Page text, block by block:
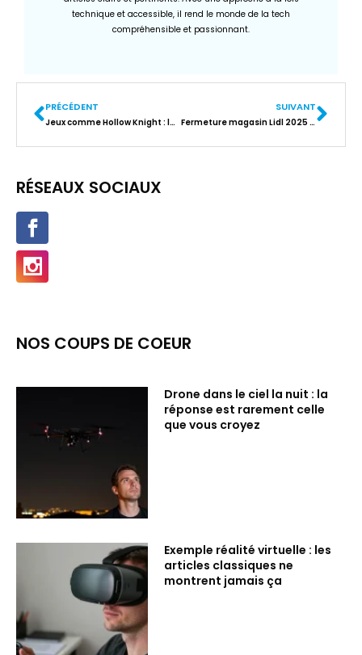
technique et accessible, il rend le monde de la tech
compréhensible et passionnant.
PRÉCÉDENT
Jeux comme Hollow Knight : les 10 meilleurs pour les fans de Metroidvania
SUIVANT
Fermeture magasin Lidl 2025 : les fermetures sont-elles confirmées près de chez vous ?
RÉSEAUX SOCIAUX
NOS COUPS DE COEUR
Drone dans le ciel la nuit : la
réponse est rarement celle
que vous croyez
Exemple réalité virtuelle : les
articles classiques ne
montrent jamais ça